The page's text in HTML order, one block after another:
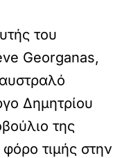
του
Georganas,
Δημητρίου
της
τιμής στην